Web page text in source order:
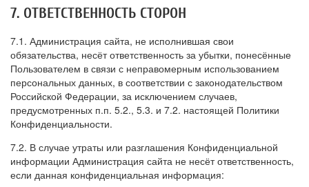
7. ОТВЕТСТВЕННОСТЬ СТОРОН
7.1. Администрация сайта, не исполнившая свои
обязательства, несёт ответственность за убытки, понесённые
Пользователем в связи с неправомерным использованием
персональных данных, в соответствии с законодательством
Российской Федерации, за исключением случаев,
предусмотренных п.п. 5.2., 5.3. и 7.2. настоящей Политики
Конфиденциальности.
7.2. В случае утраты или разглашения Конфиденциальной
информации Администрация сайта не несёт ответственность,
если данная конфиденциальная информация: